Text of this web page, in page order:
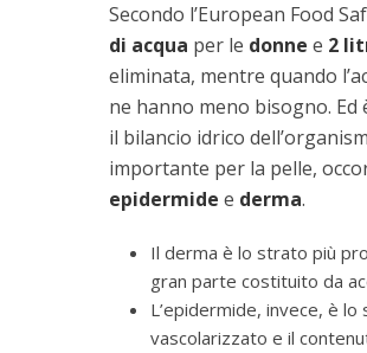
Secondo l’European Food
di acqua per le donne e 2
eliminata, mentre quando
ne hanno meno bisogno. Ed
il bilancio idrico
importante per la pelle,
epidermide e derma.
Il derma è lo strato più
gran parte costituito da
L’epidermide, invece, è
vascolarizzato e il